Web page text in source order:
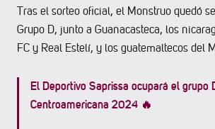
Tras el sorteo oficial, el Monstruo quedó
Grupo D, junto a Guanacasteca, los
FC y Real Estelí, y los guatemaltecos del
El Deportivo Saprissa ocupará el grupo
Centroamericana 2024 🔥